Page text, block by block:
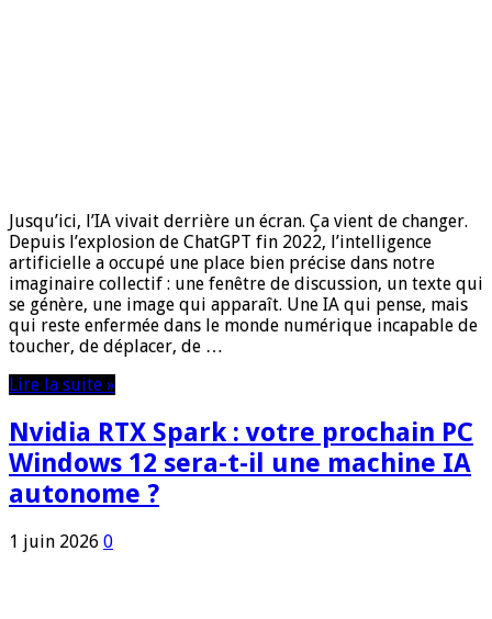
Jusqu’ici, l’IA vivait derrière un écran. Ça vient de changer.
Depuis l’explosion de ChatGPT fin 2022, l’intelligence
artificielle a occupé une place bien précise dans notre
imaginaire collectif : une fenêtre de discussion, un texte qui
se génère, une image qui apparaît. Une IA qui pense, mais
qui reste enfermée dans le monde numérique incapable de
toucher, de déplacer, de …
Lire la suite »
Nvidia RTX Spark : votre prochain PC
Windows 12 sera-t-il une machine IA
autonome ?
1 juin 2026 0